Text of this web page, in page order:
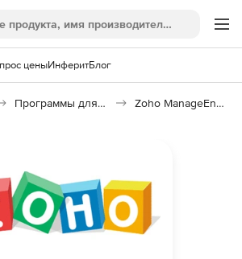
ценыИнферитБлог
Программы для защиты информации Zoho ManageEngine Vulnerability Manager Plus